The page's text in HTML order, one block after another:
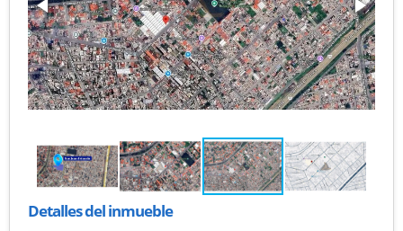
Detalles del inmueble